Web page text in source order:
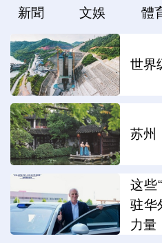
新聞 文娛 體
世界
苏州
这些
驻华
力量